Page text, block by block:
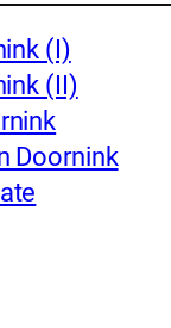
(I)
(II)
Doornink